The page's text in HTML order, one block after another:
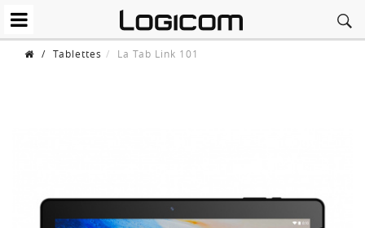
/ Tablettes La Tab Link 101